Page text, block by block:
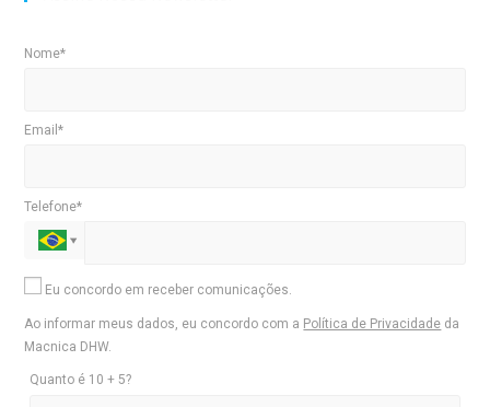
Nome*
Email*
Telefone*
Eu concordo em receber comunicações.
Ao informar meus dados, eu concordo com a Política de Privacidade da
Macnica DHW.
Quanto é 10 + 5?